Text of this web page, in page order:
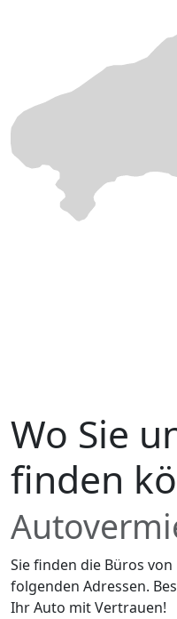
Wo Sie
finden
Sie finden die Büros
folgenden Adressen.
Ihr Auto mit Vertrauen!